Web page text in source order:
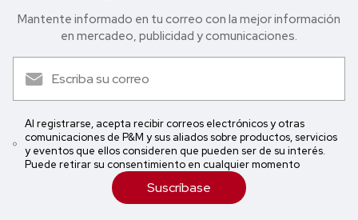
Mantente informado en tu correo con la mejor in formación
en mercadeo, publicidad y comunicaciones.
Al registrarse, acepta recibir correos electrónicos y otras
comunicaciones de P&M y sus aliados sobre productos, servicios
y eventos que ellos consideren que pueden ser de su interés.
Puede retirar su consentimiento en cualquier momento
Suscríbase